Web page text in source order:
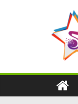
содержимому